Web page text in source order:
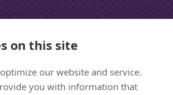
on this site
our website and service.
you with information that